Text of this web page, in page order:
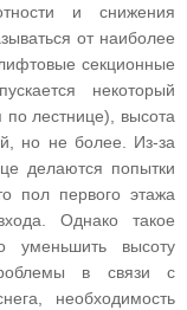
и снижения
от наиболее
секционные
некоторый
лестнице), высота
но не более. Из-за
делаются попытки
пол первого этажа
Однако такое
уменьшить высоту
в связи с
необходимость